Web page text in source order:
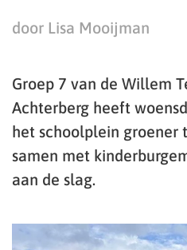
door Lisa Mooijman
Groep 7 van de Willem
Achterberg heeft
het schoolplein groener
samen met
aan de slag.